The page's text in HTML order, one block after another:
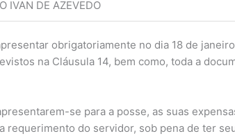
IVAN DE AZEVEDO
obrigatoriamente no dia 18 de
na Cláusula 14, bem como, toda a
se para a posse, as suas
do servidor, sob pena de ter